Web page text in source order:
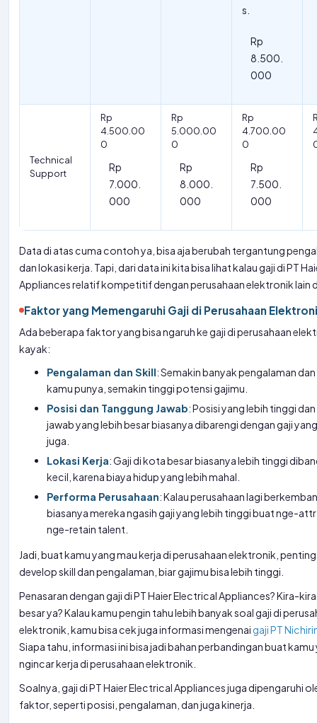
s.
Rp
8.500.
000
Technical
Support
Rp
4.500.00
0
Rp
7.000.
000
Rp
5.000.00
0
Rp
8.000.
000
Rp
4.700.00
0
Rp
7.500.
000
Data di atas cuma contoh ya, bisa aja berubah tergantung
dan lokasi kerja. Tapi, dari data ini kita bisa lihat kalau gaji di PT
Appliances relatif kompetitif dengan perusahaan elektronik lain
Faktor yang Memengaruhi Gaji di Perusahaan
Ada beberapa faktor yang bisa ngaruh ke gaji di perusahaan
kayak:
Pengalaman dan Skill: Semakin banyak pengalaman
kamu punya, semakin tinggi potensi gajimu.
Posisi dan Tanggung Jawab: Posisi yang lebih tinggi
jawab yang lebih besar biasanya dibarengi dengan gaji
juga.
Lokasi Kerja: Gaji di kota besar biasanya lebih tinggi
kecil, karena biaya hidup yang lebih mahal.
Performa Perusahaan: Kalau perusahaan lagi
biasanya mereka ngasih gaji yang lebih tinggi buat nge-
nge-retain talent.
Jadi, buat kamu yang mau kerja di perusahaan elektronik,
develop skill dan pengalaman, biar gajimu bisa lebih tinggi.
Penasaran dengan gaji di PT Haier Electrical Appliances? Kira-
besar ya? Kalau kamu pengin tahu lebih banyak soal gaji di
elektronik, kamu bisa cek juga informasi mengenai gaji PT
Siapa tahu, informasi ini bisa jadi bahan perbandingan buat kamu
ngincar kerja di perusahaan elektronik.
Soalnya, gaji di PT Haier Electrical Appliances juga dipengaruhi
faktor, seperti posisi, pengalaman, dan juga kinerja.